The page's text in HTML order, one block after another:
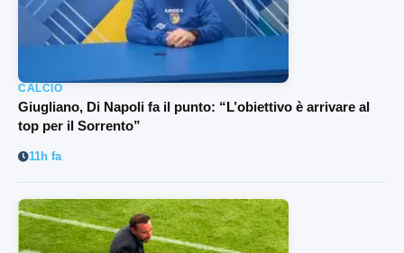
CALCIO
Giugliano, Di Napoli fa il punto: “L’obiettivo è arrivare al
top per il Sorrento”
11h fa